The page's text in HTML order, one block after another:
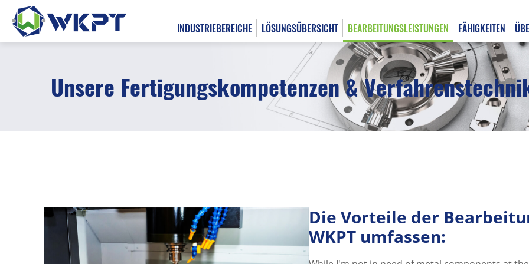
INDUSTRIEBEREICHE LÖSUNGSÜBERSICHT BEARBEITUNGSLEISTUNGEN FÄHIGKEITEN
Unsere Fertigungskompetenzen &
Die Vorteile der
WKPT umfassen:
繁體中文 English 日本語
All
CNC Bearbeitung